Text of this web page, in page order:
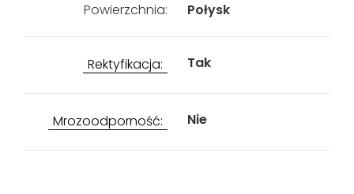
Powierzchnia: Połysk
Rektyfikacja: Tak
Mrozoodporność: Nie